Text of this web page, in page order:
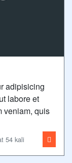
adipisicing
labore et
veniam, quis
54 kali